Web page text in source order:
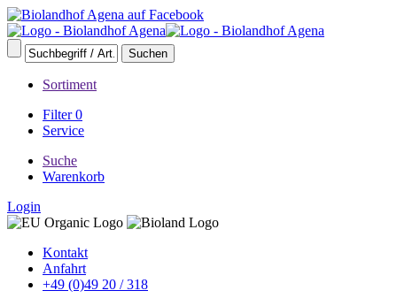
Sortiment
Filter 0
Service
Suche
Warenkorb
Login
Kontakt
Anfahrt
+49 (0)49 20 / 318